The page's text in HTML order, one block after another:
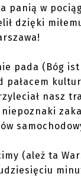
panią w
dzięki
pada (Bóg
pałacem
nasz
(ależ ta